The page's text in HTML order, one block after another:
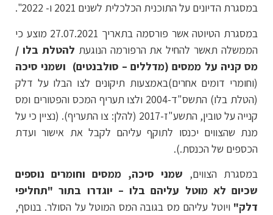
במסגרת הדיונים על התוכנית הכלכלית לשנים 2021 ו- 2022".
במסגרת הטיוטה אשר פורסמה בתאריך 27.07.2021 מוצע כי
הממשלה תאשר להחיל את הרפורמה הנוגעת להטלת בלו /
מס קניה על ממסים (מדללים – סולבנטים) ושמני סיכה
(וחומרי דומים אחרים)באמצעות תיקונים לצו הבלו על דלק
(הטלת בלו) התשס"ד-2004 ולצו תעריף המכס והפטורים ומס
קנייה על טובין, התשע"ז-2017 (להלן: צו התעריף). (נציין כי על
מנת שהצווים יכנסו לתוקף עליהם לקבל את אישור ועדת
הכספים של הכנסת.).
במסגרת הצווים, שמני סיכה, ממסים וחומרים נוספים
שכיום לא מוטל עליהם בלו – יוגדרו בתור "תחליפי
דלק" ויוטל עליהם מס בגובה המס המוטל על הסולר. בנוסף,